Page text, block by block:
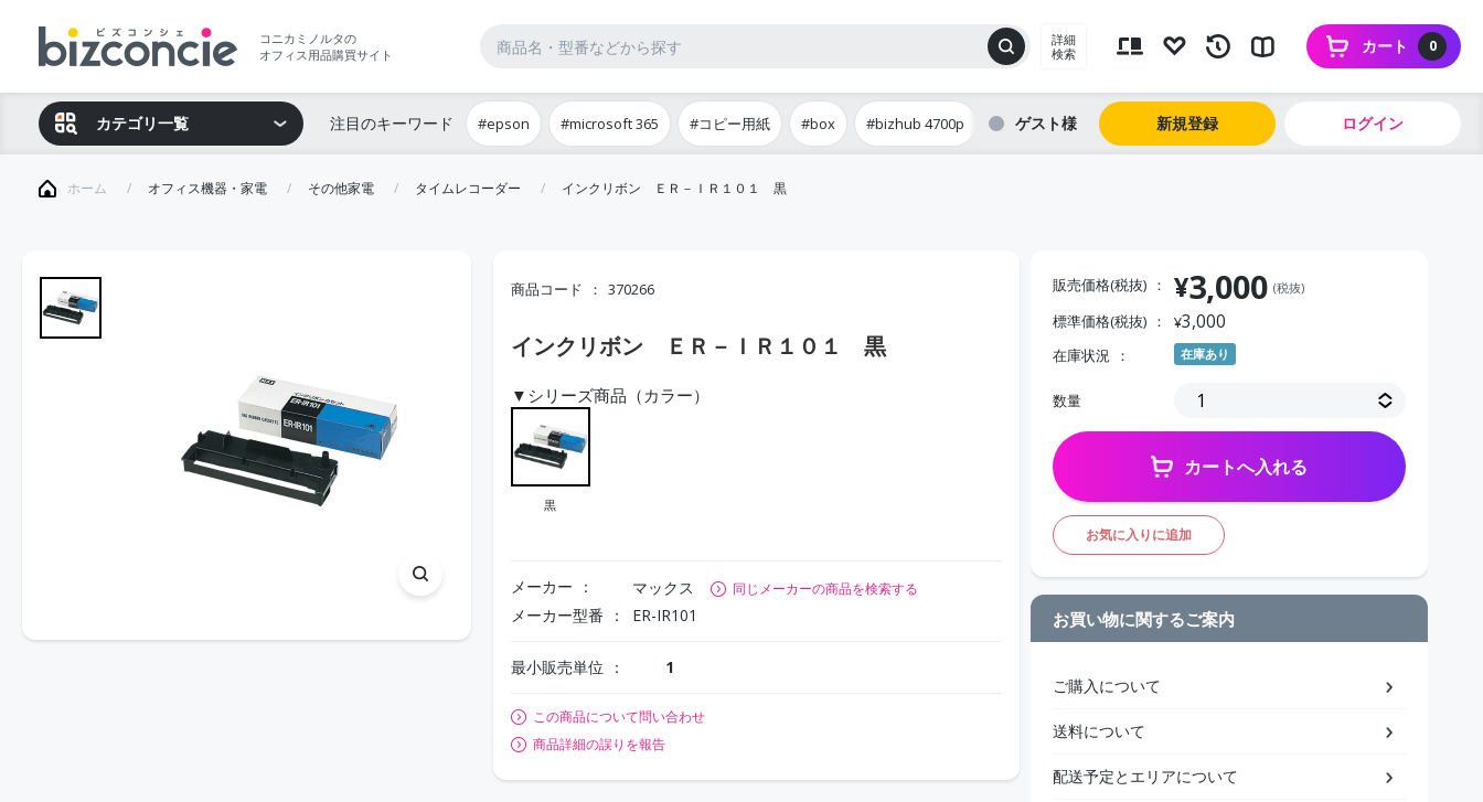
コニカミノルタの
オフィス用品購買サイト
詳細
検索
0
カート
カテゴリ一覧 注目のキーワード #epson #microsoft 365 #コピー用紙 #box #bizhub 4700p ゲスト 新規登録 ログイン
ホーム オフィス機器・家電 その他家電 タイムレコーダー インクリボン ＥＲ－ＩＲ１０１ 黒
商品コード 370266
インクリボン ＥＲ－ＩＲ１０１ 黒
▼シリーズ商品（カラー）
黒
メーカー マックス 同じメーカーの商品を検索する
メーカー型番 ER-IR101
最小販売単位 1
この商品について問い合わせ
商品詳細の誤りを報告
販売価格(税抜) ¥3,000 (税抜)
標準価格(税抜) ¥3,000
在庫状況 在庫あり
数量
カートへ入れる
お気に入りに追加
お買い物に関するご案内
ご購入について
送料について
配送予定とエリアについて